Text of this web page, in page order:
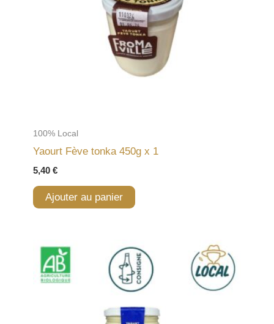
100% Local
Yaourt Fève tonka 450g x 1
5,40 €
Ajouter au panier